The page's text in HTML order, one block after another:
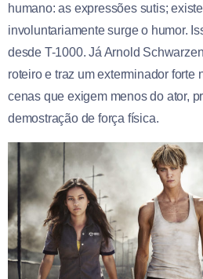
humano: as expressões sutis;
involuntariamente surge o humor.
desde T-1000. Já Arnold
roteiro e traz um exterminador forte
cenas que exigem menos do ator,
demostração de força física.